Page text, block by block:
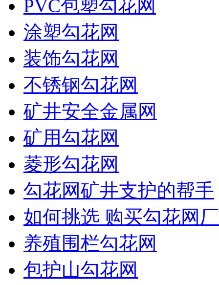
PVC包塑勾花网
涂塑勾花网
装饰勾花网
不锈钢勾花网
矿井安全金属网
矿用勾花网
菱形勾花网
勾花网矿井支护的帮手
如何挑选 购买勾花网
养殖围栏勾花网
包护山勾花网